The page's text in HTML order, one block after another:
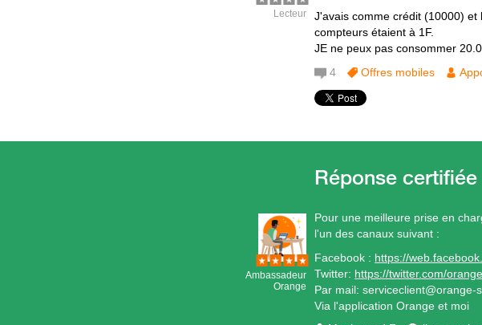
J'avais comme crédit (10000)
compteurs étaient à 1F.
JE ne peux pas consommer
Lecteur
4 Offres mobiles
Ambassadeur
Orange
Pour une meilleure prise en
l'un des canaux suivant :
Facebook : https://
Twitter: https://twitter.com/
Par mail: serviceclient@orange-
Via l'application Orange et moi